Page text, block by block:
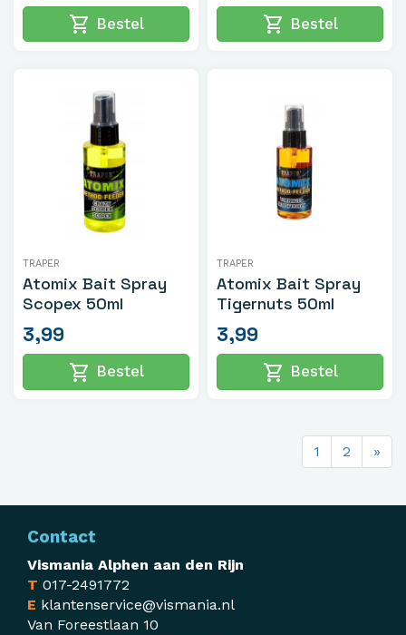
shopping_cart Bestel shopping_cart Bestel
TRAPER
Atomix Bait Spray
Scopex 50ml
3,99
shopping_cart Bestel
TRAPER
Atomix Bait Spray
Tigernuts 50ml
3,99
shopping_cart Bestel
1 2 »
Contact
Vismania Alphen aan den Rijn
T 017-2491772
E klantenservice@vismania.nl
Van Foreestlaan 10